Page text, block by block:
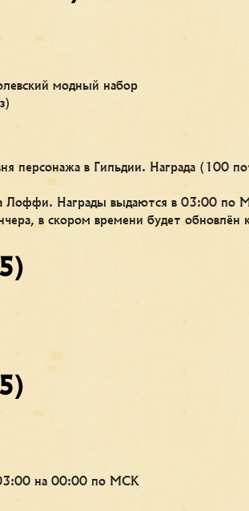
модный набор
персонажа в Гильдии. Награда (100
Лоффи. Награды выдаются в 03:00 по
в скором времени будет обновлён
на 00:00 по МСК